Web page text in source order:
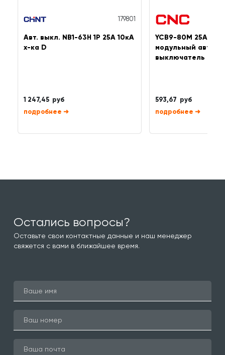
179801
Авт. выкл. NB1-63H 1P 25A 10кА
х-ка D
1 247,45 руб
➜
YCB9-80M 25А 1P
модульный
выключатель
593,67 руб
➜
Остались вопросы?
Оставьте свои контактные данные и наш менеджер
свяжется с вами в ближайшее время.